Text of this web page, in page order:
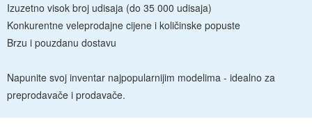
Izuzetno visok broj udisaja (do 35 000 udisaja)
Konkurentne veleprodajne cijene i količinske popuste
Brzu i pouzdanu dostavu
Napunite svoj inventar najpopularnijim modelima - idealno za
preprodavače i prodavače.